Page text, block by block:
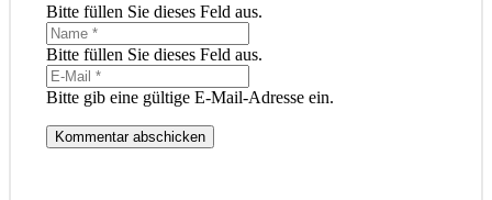
Bitte füllen Sie dieses Feld aus.
Bitte füllen Sie dieses Feld aus.
Bitte gib eine gültige E-Mail-Adresse ein.
Kommentar abschicken